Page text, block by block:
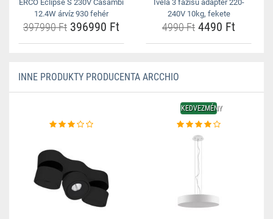
ERCO Eclipse S 230V Casambi
12.4W árvíz 930 fehér
397990 Ft 396990 Ft
Ivela 3 fázisú adapter 220-
240V 10kg, fekete
4990 Ft 4490 Ft
INNE PRODUKTY PRODUCENTA ARCCHIO
KEDVEZMÉNY